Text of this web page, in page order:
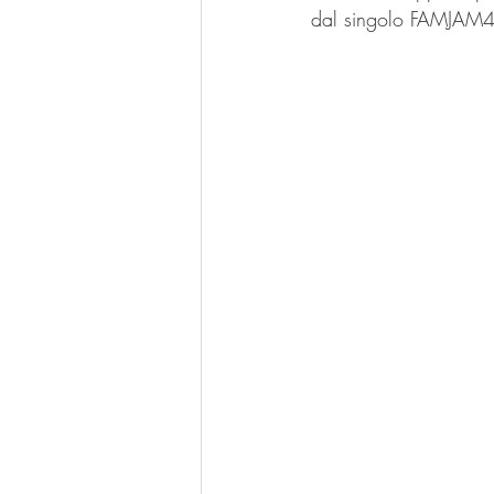
dal singolo